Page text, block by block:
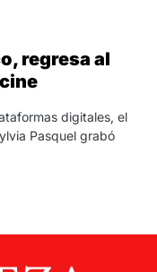
regresa al
digitales, el
Pasquel grabó